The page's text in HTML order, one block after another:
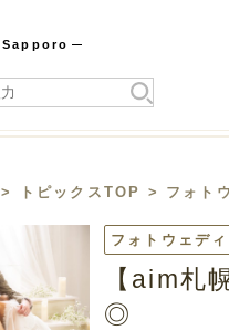
Sapporo
> トピックスTOP > フォト
フォトウェデ
【aim札
◎